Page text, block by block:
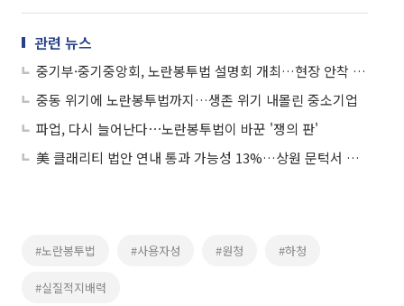
관련 뉴스
중기부·중기중앙회, 노란봉투법 설명회 개최…현장 안착 지원
중동 위기에 노란봉투법까지…생존 위기 내몰린 중소기업
파업, 다시 늘어난다⋯노란봉투법이 바꾼 '쟁의 판'
美 클래리티 법안 연내 통과 가능성 13%…상원 문턱서 제동
#노란봉투법 #사용자성 #원청 #하청
#실질적지배력